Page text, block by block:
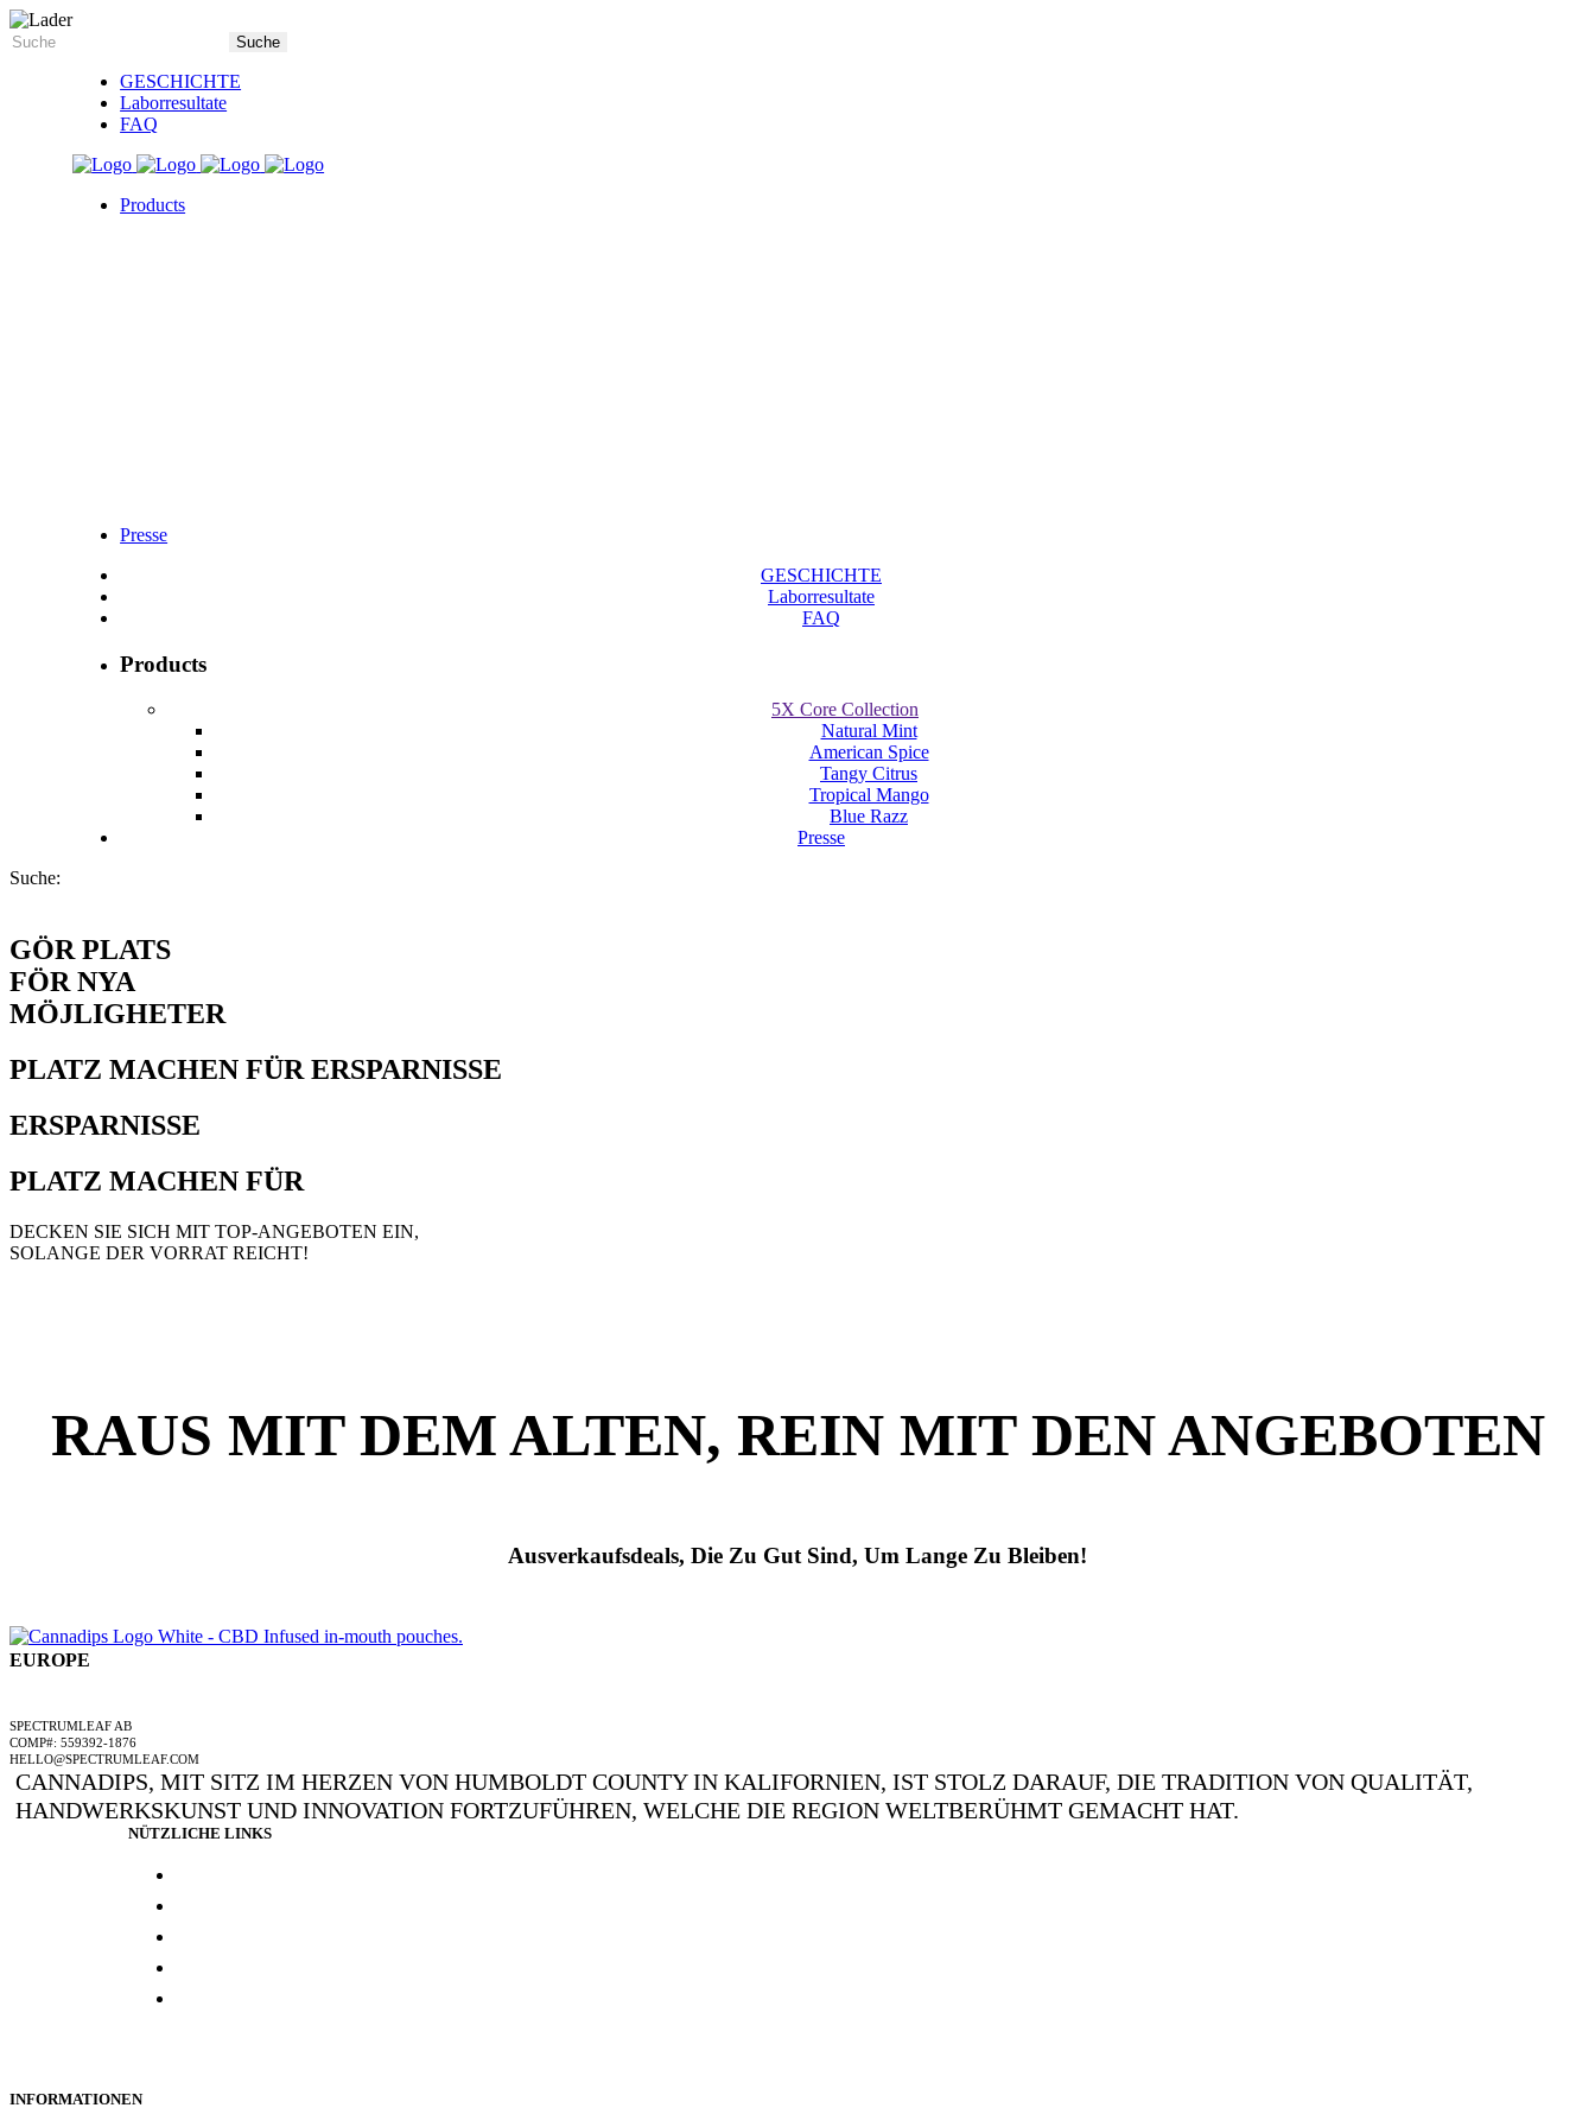
GESCHICHTE
Laborresultate
FAQ
Products
Presse
GESCHICHTE
Laborresultate
FAQ
Products
5X Core Collection
Natural Mint
American Spice
Tangy Citrus
Tropical Mango
Blue Razz
Presse
Suche:
GÖR PLATS
FÖR NYA
MÖJLIGHETER
PLATZ MACHEN FÜR ERSPARNISSE
ERSPARNISSE
PLATZ MACHEN FÜR
DECKEN SIE SICH MIT TOP-ANGEBOTEN EIN,
SOLANGE DER VORRAT REICHT!
RAUS MIT DEM ALTEN, REIN MIT DEN ANGEBOTEN
Ausverkaufsdeals, Die Zu Gut Sind, Um Lange Zu Bleiben!
EUROPE
SPECTRUMLEAF AB
COMP#: 559392-1876
HELLO@SPECTRUMLEAF.COM
CANNADIPS, MIT SITZ IM HERZEN VON HUMBOLDT COUNTY IN KALIFORNIEN, IST STOLZ DARAUF, DIE TRADITION VON QUALITÄT,
HANDWERKSKUNST UND INNOVATION FORTZUFÜHREN, WELCHE DIE REGION WELTBERÜHMT GEMACHT HAT.
NÜTZLICHE LINKS
INFORMATIONEN